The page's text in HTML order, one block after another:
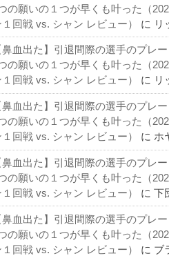
の願いの１つが早くも叶った（
１回戦 vs. シャン レビュー）
に リ
鼻血出た】引退間際の選手のプレー
の願いの１つが早くも叶った（
１回戦 vs. シャン レビュー）
に リ
鼻血出た】引退間際の選手のプレー
の願いの１つが早くも叶った（
１回戦 vs. シャン レビュー）
に ホ
鼻血出た】引退間際の選手のプレー
の願いの１つが早くも叶った（
１回戦 vs. シャン レビュー）
に 下
鼻血出た】引退間際の選手のプレー
の願いの１つが早くも叶った（
１回戦 vs. シャン レビュー）
に ブ